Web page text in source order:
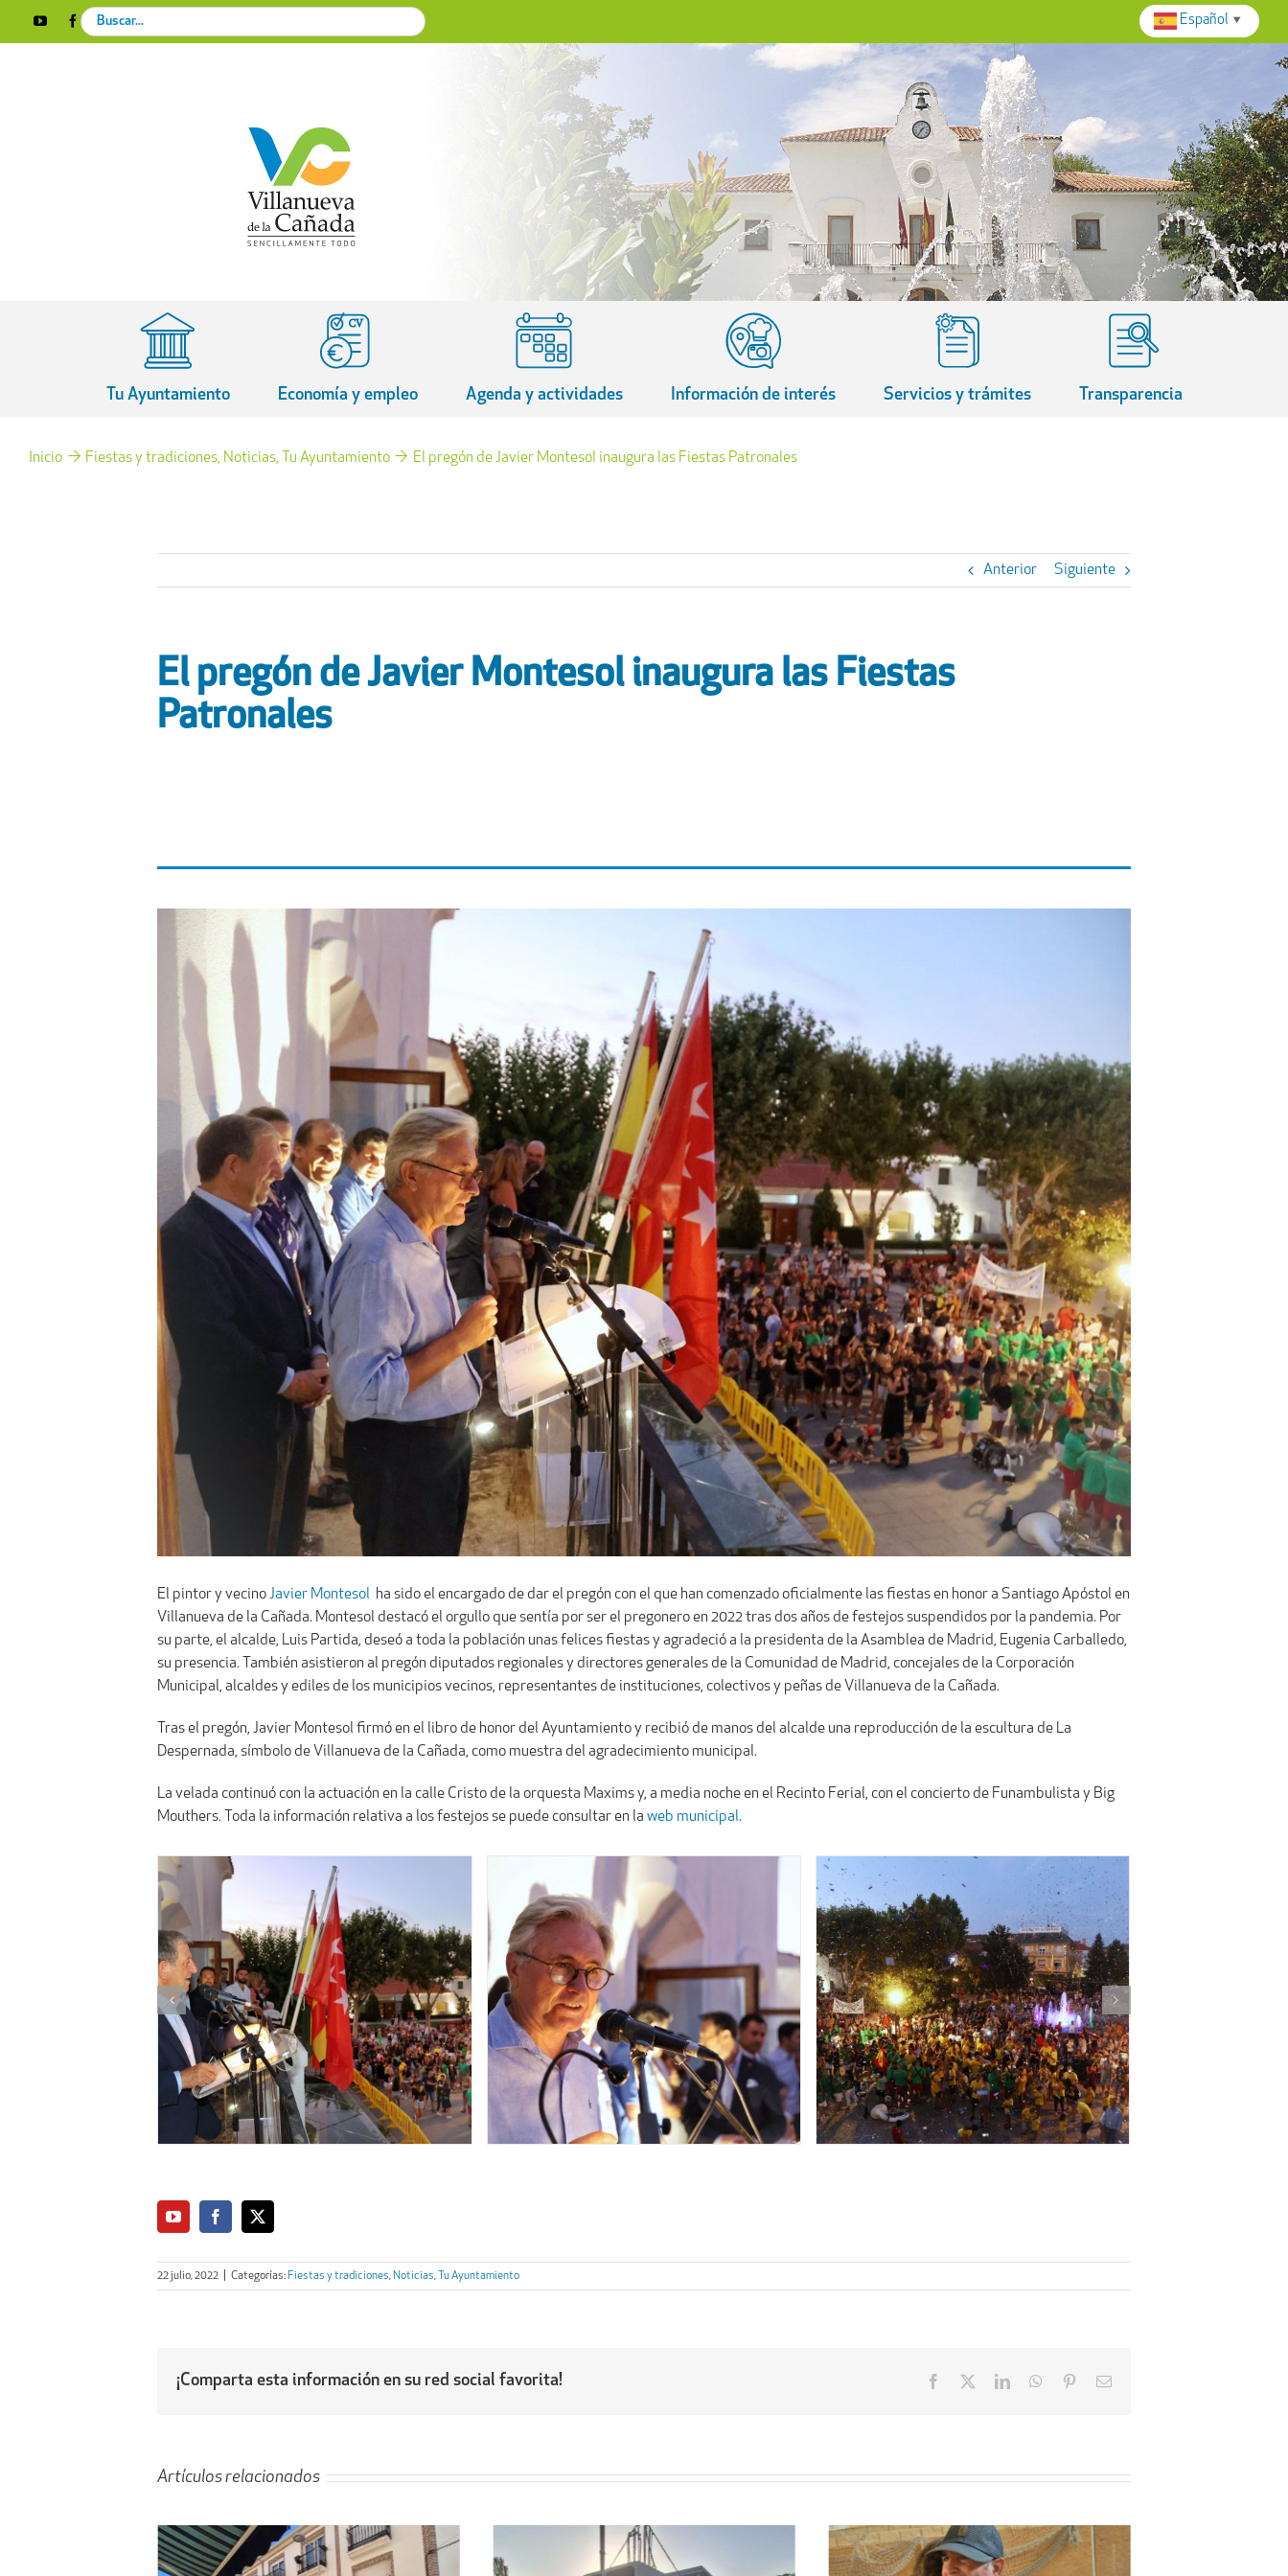
YouTubeFacebookInstagram
X
Search
for:
Tu Ayuntamiento Economía y empleo Agenda y actividades Información de interés Servicios y trámites Transparencia
Inicio Fiestas y tradiciones Noticias Tu Ayuntamiento El pregón de Javier Montesol inaugura las Fiestas Patronales
Anterior Siguiente
El pregón de Javier Montesol inaugura las Fiestas
Patronales
El pintor y vecinoJavier Montesol ha sido el encargado de dar el pregón con el que han comenzado oficialmente las fiestas en honor a Santiago Apóstol en
Villanueva de la Cañada. Montesol destacó el orgullo que sentía por ser el pregonero en 2022 tras dos años de festejos suspendidos por la pandemia. Por
su parte, el alcalde, Luis Partida, deseó a toda la población unas felices fiestas y agradeció a la presidenta de la Asamblea de Madrid, Eugenia Carballedo,
su presencia. También asistieron al pregón diputados regionales y directores generales de la Comunidad de Madrid, concejales de la Corporación
Municipal, alcaldes y ediles de los municipios vecinos, representantes de instituciones, colectivos y peñas de Villanueva de la Cañada.
Tras el pregón, Javier Montesol firmó en el libro de honor del Ayuntamiento y recibió de manos del alcalde una reproducción de la escultura de La
Despernada, símbolo de Villanueva de la Cañada, como muestra del agradecimiento municipal.
La velada continuó con la actuación en la calle Cristo de la orquesta Maxims y, a media noche en el Recinto Ferial, con el concierto de Funambulista y Big
Mouthers. Toda la información relativa a los festejos se puede consultar en laweb municipal.
22 julio, 2022 Categorías: Fiestas y tradiciones, Noticias, Tu Ayuntamiento
¡Comparta esta información en su red social favorita! Facebook LinkedInWhatsApp
PinterestEmail
Artículos relacionados
Español ▼